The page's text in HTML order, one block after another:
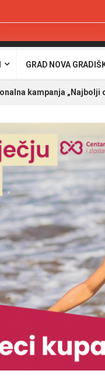
GRAD NOVA
kampanja „Najbolji